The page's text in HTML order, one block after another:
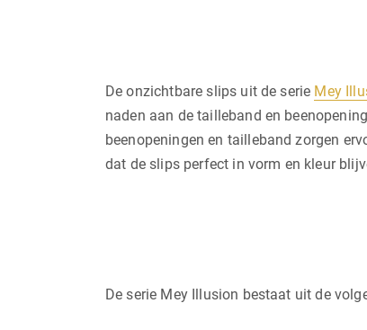
De onzichtbare slips uit de serie Mey
naden aan de tailleband en
beenopeningen en tailleband zorgen
dat de slips perfect in vorm en kleur
De serie Mey Illusion bestaat uit de